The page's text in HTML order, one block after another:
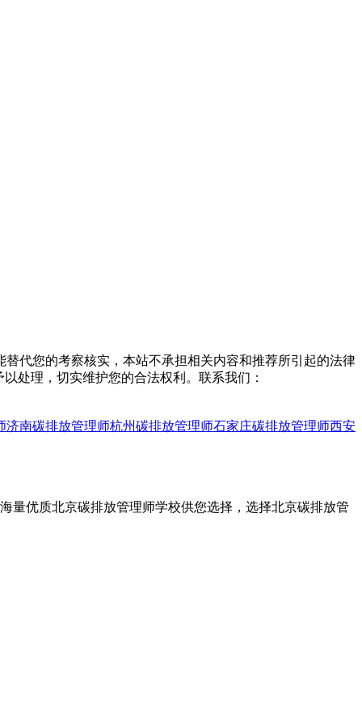
代您的考察核实，本站不承担相关内容和推荐所引起的法律
处理，切实维护您的合法权利。联系我们：
济南碳排放管理师杭州碳排放管理师石家庄碳排放管理师西安
量优质北京碳排放管理师学校供您选择，选择北京碳排放管